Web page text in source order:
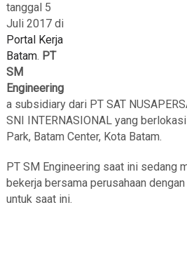
tanggal 5
Juli 2017 di
Portal Kerja
Batam. PT
SM
Engineering
a subsidiary dari PT SAT
SNI INTERNASIONAL yang
Park, Batam Center, Kota Batam.
PT SM Engineering saat ini sedang
bekerja bersama perusahaan
untuk saat ini.